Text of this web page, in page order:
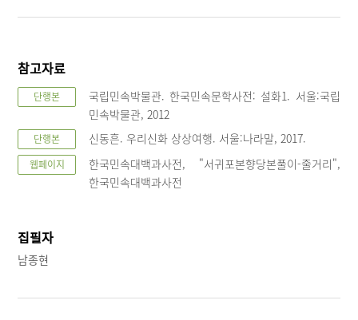
참고자료
단행본
국립민속박물관. 한국민속문학사전: 설화1. 서울:국립
민속박물관, 2012
단행본 신동흔. 우리신화 상상여행. 서울:나라말, 2017.
웹페이지
한국민속대백과사전, "서귀포본향당본풀이-줄거리",
한국민속대백과사전
집필자
남종현